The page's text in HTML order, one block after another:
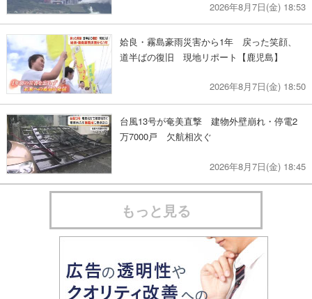
2026年8月7日(金) 18:53
姶良・霧島豪雨災害から1年 戻った笑顔、
道半ばの復旧 現地リポート【鹿児島】
2026年8月7日(金) 18:50
台風13号が奄美直撃 建物外壁崩れ・停電2
万7000戸 欠航相次ぐ
2026年8月7日(金) 18:45
もっと見る